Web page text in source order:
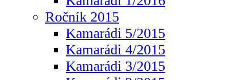
Ročník 2015
Kamarádi 5/2015
Kamarádi 4/2015
Kamarádi 3/2015